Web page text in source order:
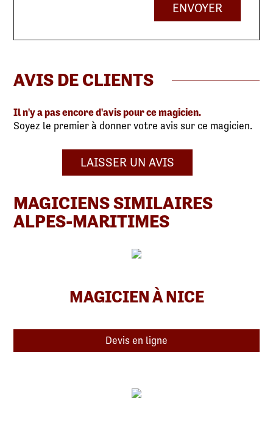
ENVOYER
AVIS DE CLIENTS
Il n'y a pas encore d'avis pour ce magicien.
Soyez le premier à donner votre avis sur ce magicien.
LAISSER UN AVIS
MAGICIENS SIMILAIRES
ALPES-MARITIMES
MAGICIEN À NICE
Devis en ligne